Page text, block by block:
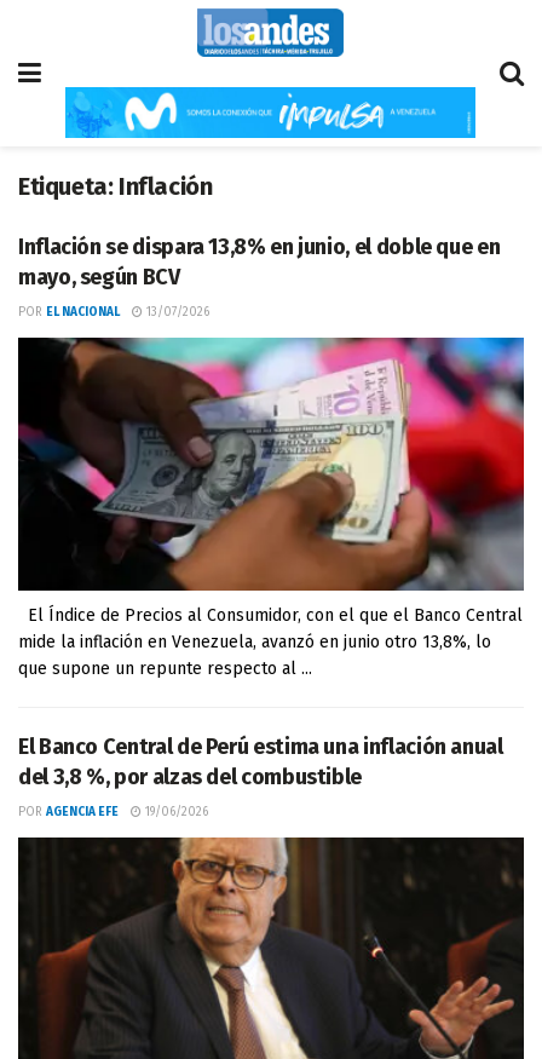
Etiqueta: Inflación
Inflación se dispara 13,8% en junio, el doble que en
mayo, según BCV
POR EL NACIONAL 13/07/2026
El Índice de Precios al Consumidor, con el que el Banco Central
mide la inflación en Venezuela, avanzó en junio otro 13,8%, lo
que supone un repunte respecto al ...
El Banco Central de Perú estima una inflación anual
del 3,8 %, por alzas del combustible
POR AGENCIA EFE 19/06/2026